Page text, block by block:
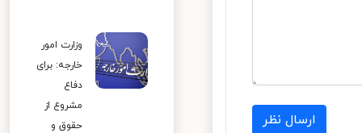
ارسال نظر
وزارت امور
خارجه: برای
دفاع
مشروع از
حقوق و